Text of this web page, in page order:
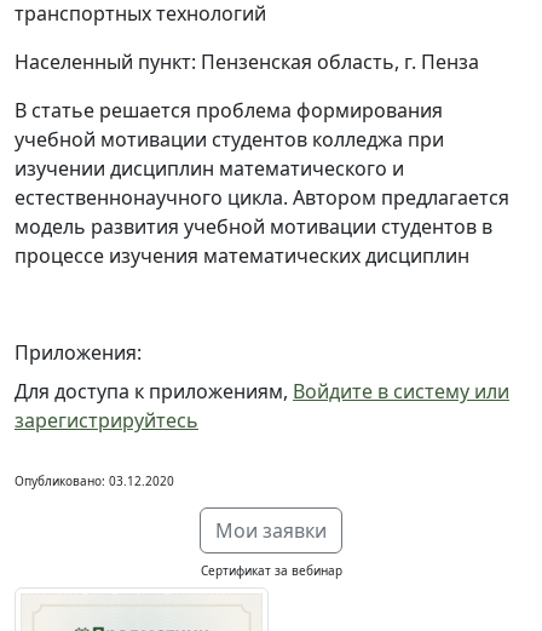
транспортных технологий
Населенный пункт: Пензенская область, г. Пенза
В статье решается проблема формирования
учебной мотивации студентов колледжа при
изучении дисциплин математического и
естественнонаучного цикла. Автором предлагается
модель развития учебной мотивации студентов в
процессе изучения математических дисциплин
Приложения:
Для доступа к приложениям, Войдите в систему или
зарегистрируйтесь
Опубликовано: 03.12.2020
Мои заявки
Сертификат за вебинар